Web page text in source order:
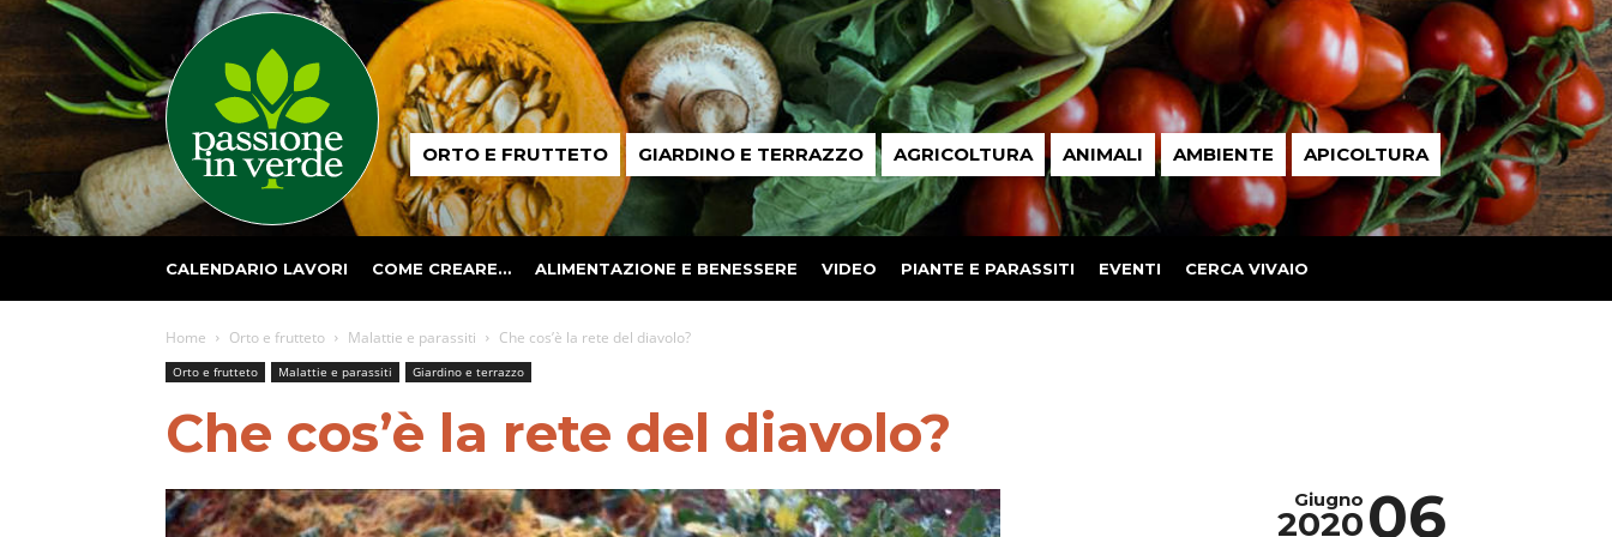
Passione
in ORTO E FRUTTETO GIARDINO E TERRAZZO AGRICOLTURA ANIMALI AMBIENTE APICOLTURA
CALENDARIO LAVORI COME CREARE… ALIMENTAZIONE E BENESSERE VIDEO PIANTE E PARASSITI EVENTI CERCA VIVAIO
Home Orto e frutteto Malattie e parassiti Che cos’è la rete del diavolo?
Orto e frutteto Malattie e parassiti Giardino e terrazzo
Che cos’è la rete del diavolo?
06
Giugno
2020